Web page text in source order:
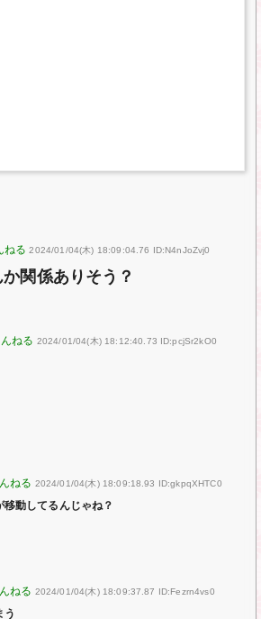
2024/01/04(木) 18:09:04.76 ID:N4nJoZvj0
関係ありそう？
2024/01/04(木) 18:12:40.73 ID:pcjSr2kO0
2024/01/04(木) 18:09:18.93 ID:gkpqXHTC0
動してるんじゃね？
2024/01/04(木) 18:09:37.87 ID:Fezrn4vs0
う